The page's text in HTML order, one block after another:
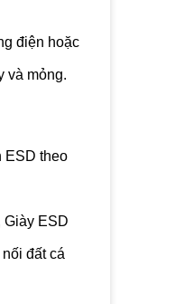
điện hoặc
và mỏng.
ESD theo
Giày ESD
đất cá